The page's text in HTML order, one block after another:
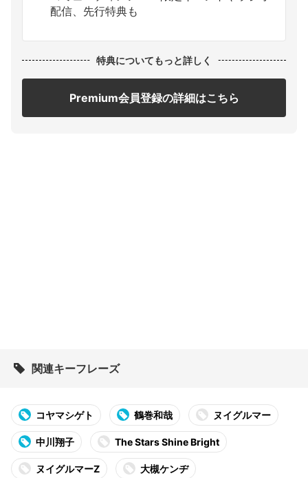
配信、先行特典も
特典についてもっと詳しく
Premium会員登録の詳細はこちら
関連キーフレーズ
コヤマシゲト 鶴巻和哉 ヌイグルマー
中川翔子 The Stars Shine Bright
ヌイグルマーZ 大槻ケンヂ